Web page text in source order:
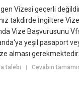
Vizesi geçerli
takdirde İngiltere
Vize Başvurusunu
yeşil pasaport
alması gerekmektedir.
talebi |Cevabın